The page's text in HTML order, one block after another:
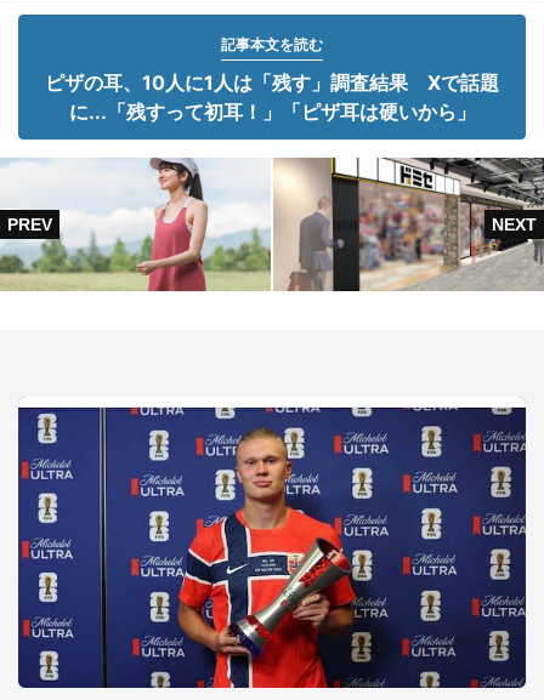
記事本文を読む
ピザの耳、10人に1人は「残す」調査結果 Xで話題
に...「残すって初耳！」「ピザ耳は硬いから」